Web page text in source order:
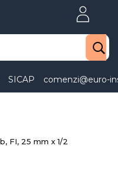
SICAP comenzi@euro-
FI, 25 mm x 1/2